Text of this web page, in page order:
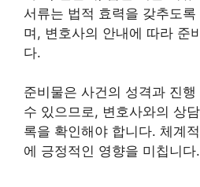
서류는 법적 효력을 갖추도
며, 변호사의 안내에 따라 준
다.
준비물은 사건의 성격과 진
수 있으므로, 변호사와의 상
록을 확인해야 합니다. 체계
에 긍정적인 영향을 미칩니다.